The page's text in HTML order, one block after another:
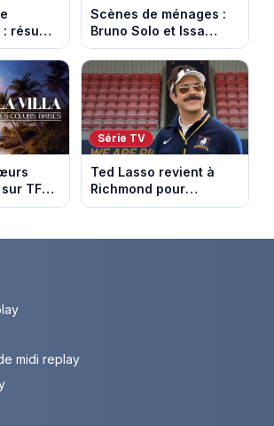
résumé
étape
Scènes de ménages :
Bruno Solo et Issa
Doumbia rejoignent la
saison 18 sur M6
TFX :
de
Série TV
Ted Lasso revient à
Richmond pour
entraîner une équipe
saison 4
midi replay